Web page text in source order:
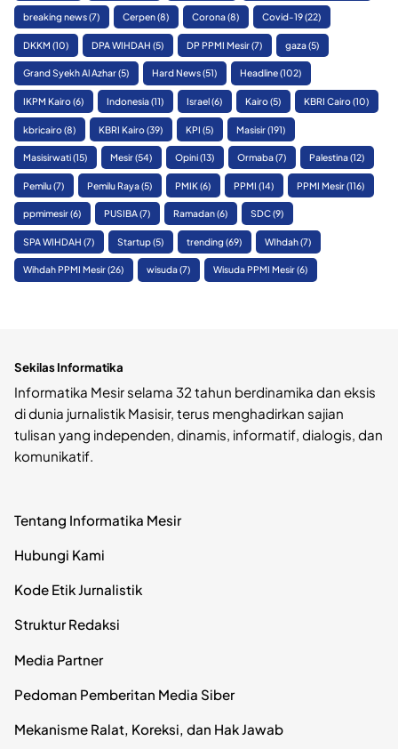
breaking news(7) Cerpen(8) Corona(8) Covid-19(22)
DKKM (10) DPA WIHDAH (5) DP PPMI Mesir(7) gaza(5)
Grand Syekh Al Azhar(5) Hard News(51) Headline(102)
IKPM Kairo(6) Indonesia(11) Israel(6) Kairo(5) KBRI Cairo(10)
kbricairo(8) KBRI Kairo(39) KPI (5) Masisir(191)
Masisirwati(15) Mesir(54) Opini(13) Ormaba(7) Palestina(12)
Pemilu(7) Pemilu Raya(5) PMIK(6) PPMI (14) PPMI Mesir(116)
ppmimesir(6) PUSIBA(7) Ramadan(6) SDC(9)
SPA WIHDAH (7) Startup(5) trending (69) WIhdah(7)
Wihdah PPMI Mesir(26) wisuda(7) Wisuda PPMI Mesir(6)
Sekilas Informatika
Informatika Mesir selama 32 tahun berdinamika dan eksis
di dunia jurnalistik Masisir, terus menghadirkan sajian
tulisan yang independen, dinamis, informatif, dialogis, dan
komunikatif.
Tentang Informatika Mesir
Hubungi Kami
Kode Etik Jurnalistik
Struktur Redaksi
Media Partner
Pedoman Pemberitan Media Siber
Mekanisme Ralat, Koreksi, dan Hak Jawab